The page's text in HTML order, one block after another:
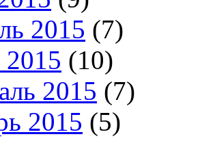
2015 (7)
(10)
2015 (7)
2015 (5)